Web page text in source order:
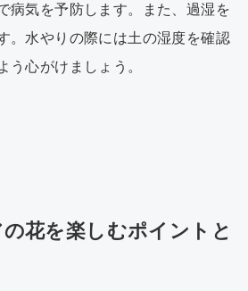
病気を予防します。また、過湿を
。水やりの際には土の湿度を確認
う心がけましょう。
花を楽しむポイントと